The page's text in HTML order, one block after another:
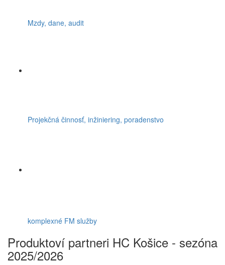
Mzdy, dane, audit
Projekčná činnosť, inžiniering, poradenstvo
komplexné FM služby
Produktoví partneri HC Košice - sezóna
2025/2026